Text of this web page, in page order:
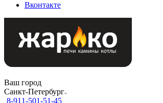
Вконтакте
Ваш город
Санкт-Петербург
8-911-501-51-45